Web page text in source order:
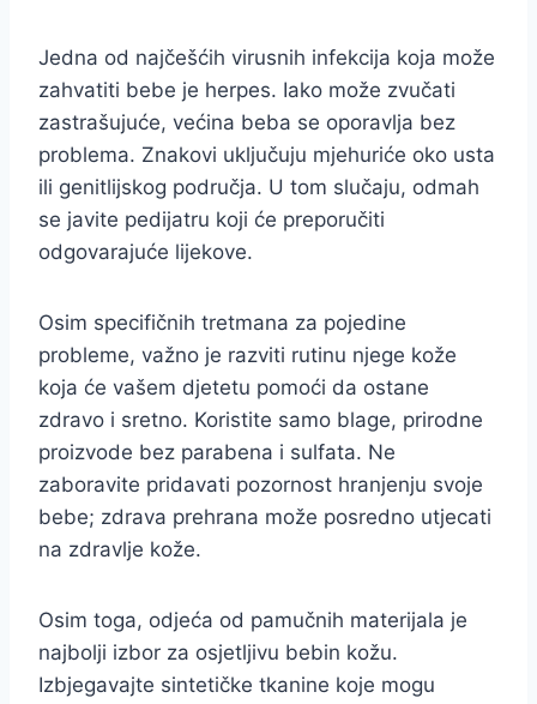
Jedna od najčešćih virusnih infekcija koja može
zahvatiti bebe je herpes. Iako može zvučati
zastrašujuće, većina beba se oporavlja bez
problema. Znakovi uključuju mjehuriće oko usta
ili genitlijskog područja. U tom slučaju, odmah
se javite pedijatru koji će preporučiti
odgovarajuće lijekove.
Osim specifičnih tretmana za pojedine
probleme, važno je razviti rutinu njege kože
koja će vašem djetetu pomoći da ostane
zdravo i sretno. Koristite samo blage, prirodne
proizvode bez parabena i sulfata. Ne
zaboravite pridavati pozornost hranjenju svoje
bebe; zdrava prehrana može posredno utjecati
na zdravlje kože.
Osim toga, odjeća od pamučnih materijala je
najbolji izbor za osjetljivu bebin kožu.
Izbjegavajte sintetičke tkanine koje mogu